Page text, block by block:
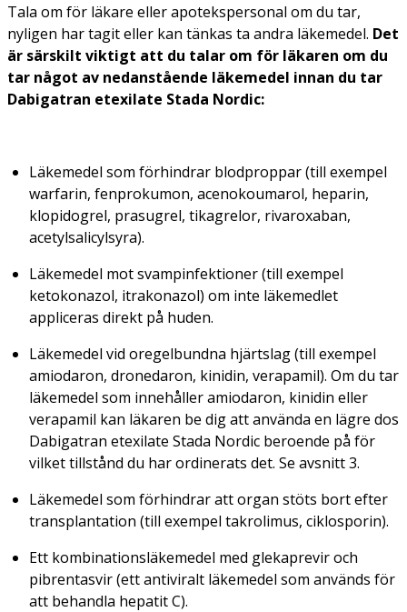
Tala om för läkare eller apotekspersonal om du tar,
nyligen har tagit eller kan tänkas ta andra läkemedel. Det
är särskilt viktigt att du talar om för läkaren om du
tar något av nedanstående läkemedel innan du tar
Dabigatran etexilate Stada Nordic:
Läkemedel som förhindrar blodproppar (till exempel
warfarin, fenprokumon, acenokoumarol, heparin,
klopidogrel, prasugrel, tikagrelor, rivaroxaban,
acetylsalicylsyra).
Läkemedel mot svampinfektioner (till exempel
ketokonazol, itrakonazol) om inte läkemedlet
appliceras direkt på huden.
Läkemedel vid oregelbundna hjärtslag (till exempel
amiodaron, dronedaron, kinidin, verapamil). Om du tar
läkemedel som innehåller amiodaron, kinidin eller
verapamil kan läkaren be dig att använda en lägre dos
Dabigatran etexilate Stada Nordic beroende på för
vilket tillstånd du har ordinerats det. Se avsnitt 3.
Läkemedel som förhindrar att organ stöts bort efter
transplantation (till exempel takrolimus, ciklosporin).
Ett kombinationsläkemedel med glekaprevir och
pibrentasvir (ett antiviralt läkemedel som används för
att behandla hepatit C).